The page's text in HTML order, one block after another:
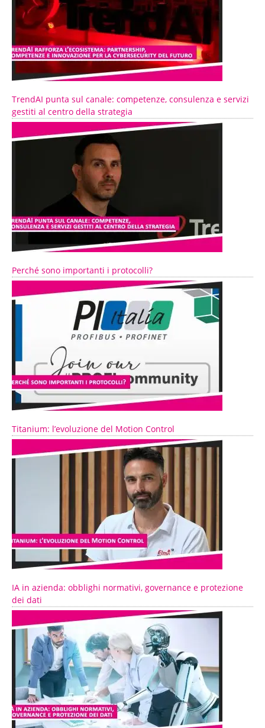
TrendAI punta sul canale: competenze, consulenza e servizi
gestiti al centro della strategia
Perché sono importanti i protocolli?
Titanium: l’evoluzione del Motion Control
IA in azienda: obblighi normativi, governance e protezione
dei dati